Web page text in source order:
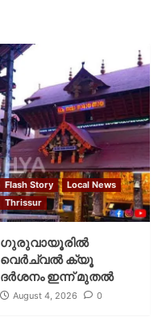
Flash Story
Local News
Thrissur
ഗുരുവായൂരില്‍
വെര്‍ച്വല്‍ ക്യൂ
ദര്‍ശനം ഇന്ന് മുതല്‍
August 4, 2026 0